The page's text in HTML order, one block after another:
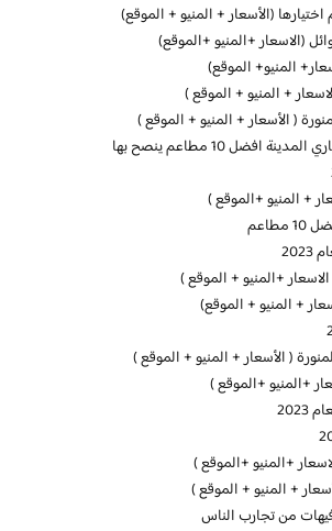
(الأسعار + المنيو + الموقع)
(الاسعار +المنيو +الموقع)
المنيو+ الموقع)
+ المنيو + الموقع )
( الأسعار + المنيو + الموقع )
افضل 10 مطاعم ينصح بها
+ المنيو +الموقع )
+المنيو + الموقع )
+ المنيو + الموقع)
( الأسعار + المنيو + الموقع )
+المنيو +الموقع )
+المنيو +الموقع )
+ المنيو + الموقع )
من تجارب الناس